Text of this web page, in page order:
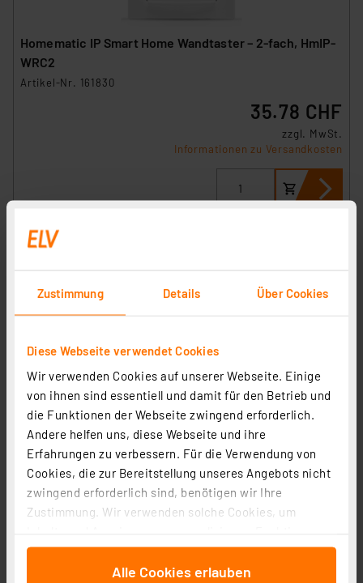
Zustimmung Details Über Cookies
Diese Webseite verwendet Cookies
Wir verwenden Cookies auf unserer Webseite. Einige
von ihnen sind essentiell und damit für den Betrieb und
die Funktionen der Webseite zwingend erforderlich.
Andere helfen uns, diese Webseite und ihre
Erfahrungen zu verbessern. Für die Verwendung von
Cookies, die zur Bereitstellung unseres Angebots nicht
zwingend erforderlich sind, benötigen wir Ihre
Zustimmung. Wir verwenden solche Cookies, um
für soziale Medien anbieten zu können und die Zugriffe
auf unsere Website zu analysieren. Außerdem geben
Alle Cookies erlauben
Homematic IP Smart Home Wandtaster – 2-fach, HmIP-
WRC2
Artikel-Nr. 161830
35.78 CHF
zzgl. MwSt.
Informationen zu Versandkosten
Homematic IP Smart Home Wandtaster – 6-fach, 230 V,
HmIP-WRC6-230
Artikel-Nr. 162015
80.55 CHF
zzgl. MwSt.